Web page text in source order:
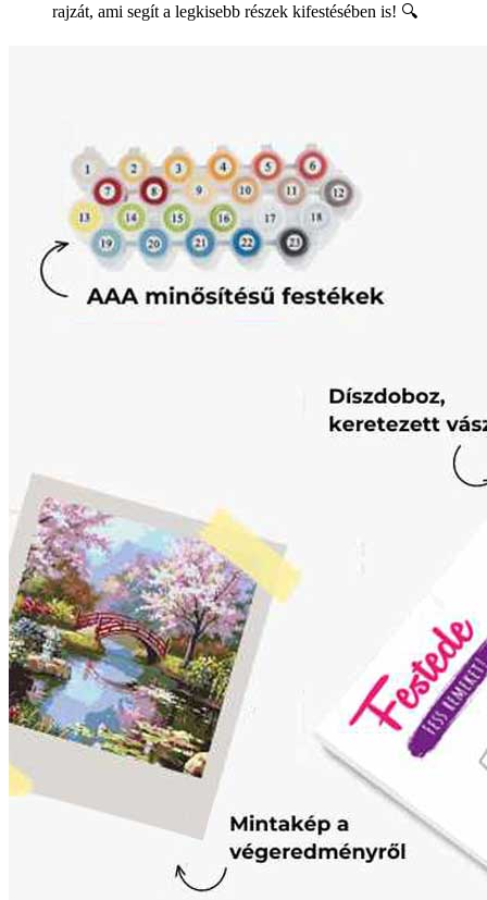
rajzát, ami segít a legkisebb részek kifestésében is! 🔍